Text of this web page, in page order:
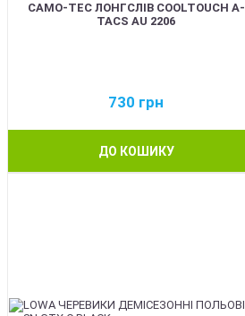
CAMO-TEC ЛОНГСЛІВ COOLTOUCH A-
TACS AU 2206
730 грн
ДО КОШИКУ